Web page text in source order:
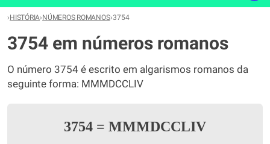
›HISTÓRIA›NÚMEROS ROMANOS›3754
3754 em números romanos
O número 3754 é escrito em algarismos romanos da
seguinte forma: MMMDCCLIV
3754 = MMMDCCLIV